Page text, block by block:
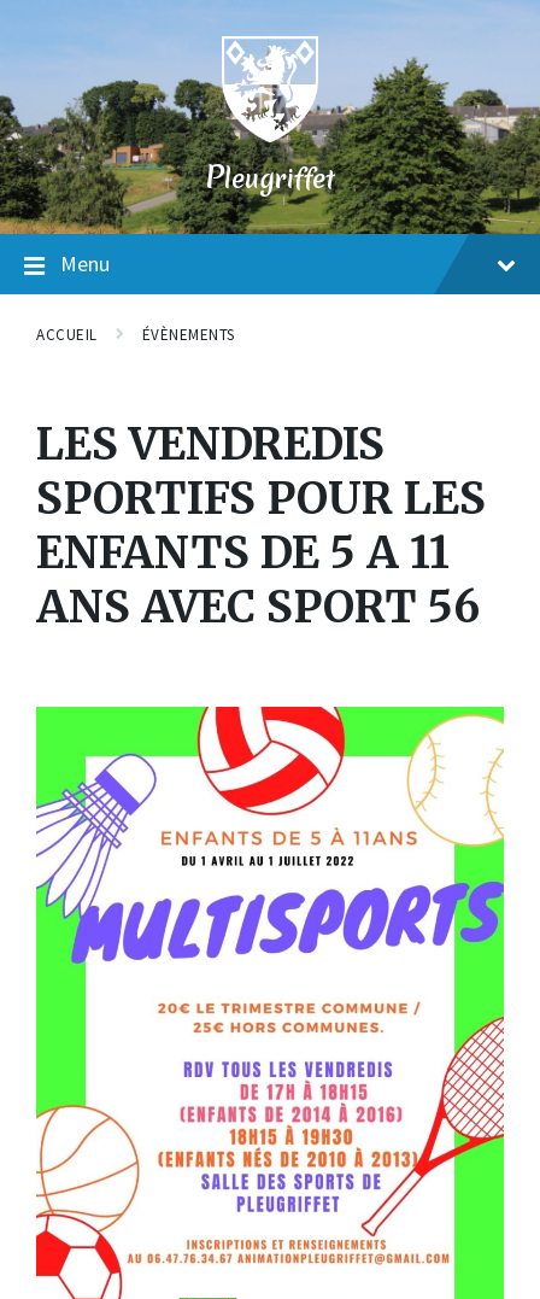
Pleugriffet
Menu
ACCUEIL ÉVÈNEMENTS
LES VENDREDIS
SPORTIFS POUR LES
ENFANTS DE 5 A 11
ANS AVEC SPORT 56